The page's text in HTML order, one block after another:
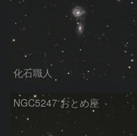
化石職人
NGC5247 おとめ座